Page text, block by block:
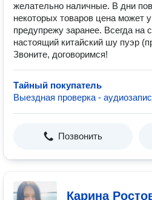
желательно наличные. В дни
некоторых товаров цена может
предупрежу заранее. Всегда на
настоящий китайский шу пуэр
Звоните, договоримся!
Тайный покупатель
Выездная проверка -
Позвонить
Карина